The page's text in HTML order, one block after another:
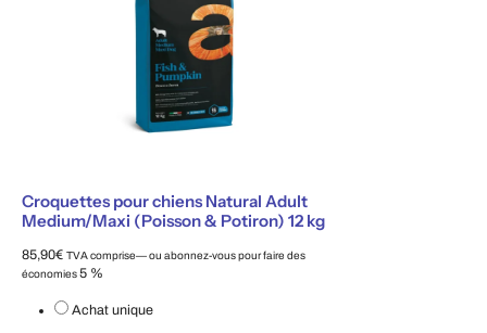
Croquettes pour chiens Natural Adult
Medium/Maxi (Poisson & Potiron) 12 kg
85,90€ TVA comprise—ou abonnez-vous pour faire des
économies5 %
Achat unique